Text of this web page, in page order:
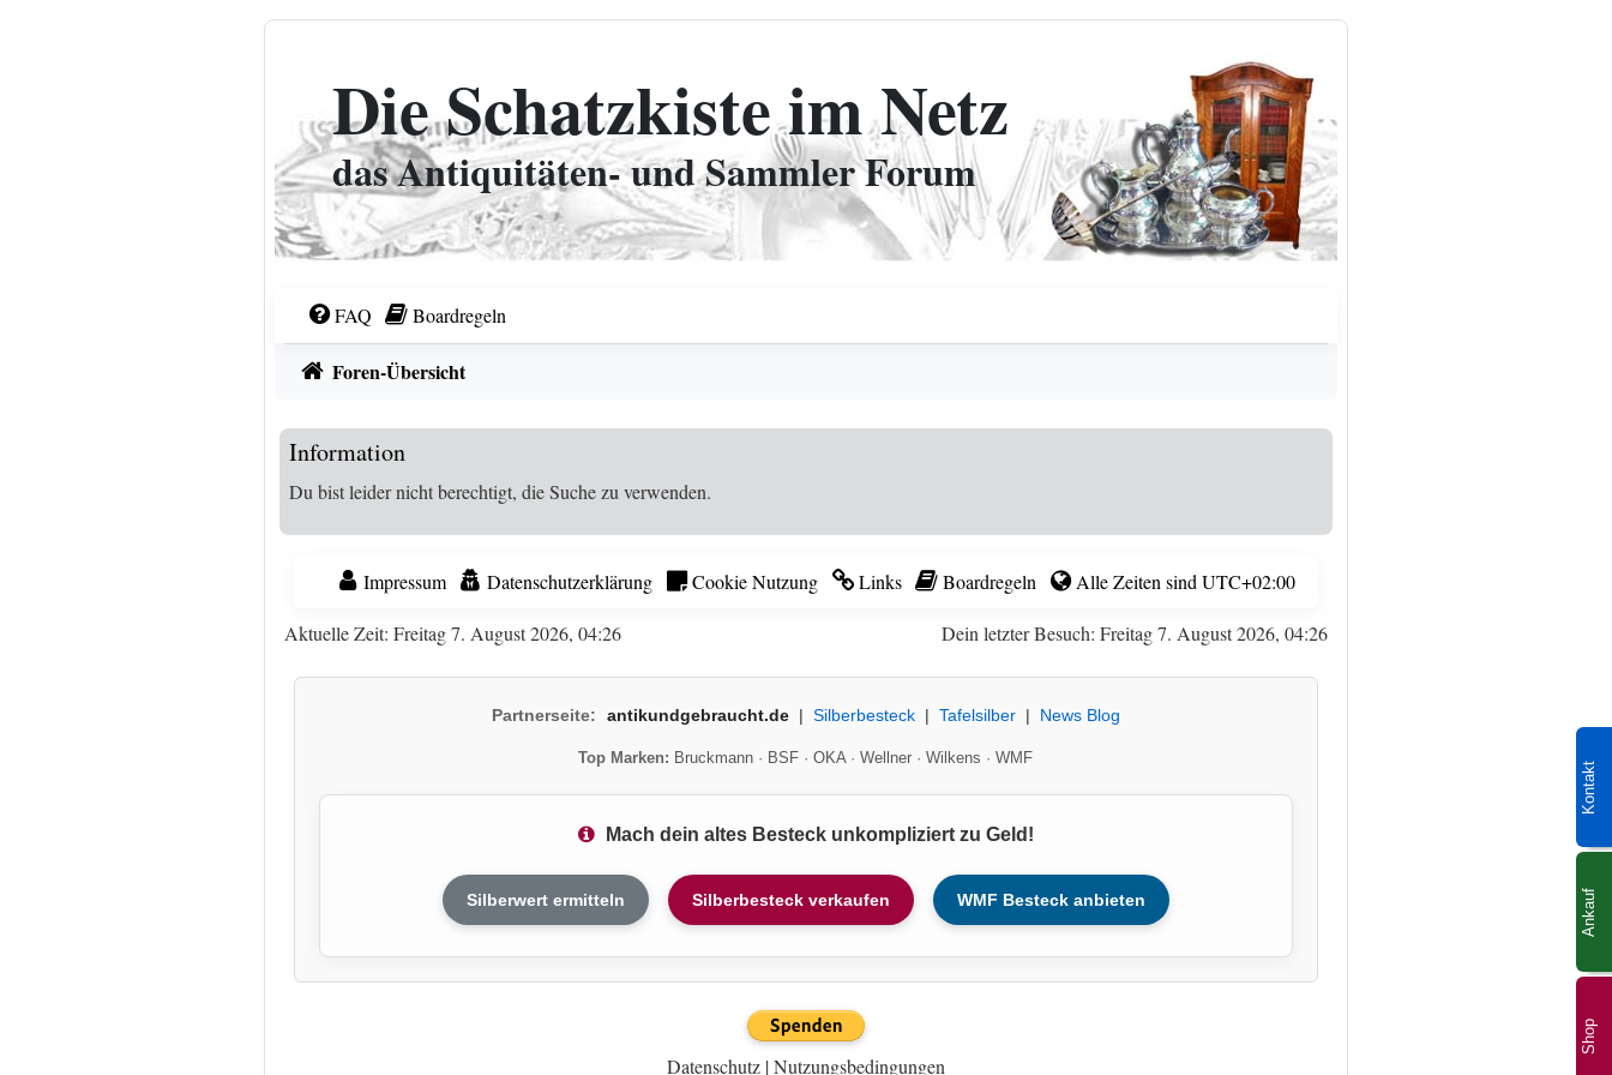
Shop
Kontakt
Ankauf
Die Schatzkiste im Netz
das Antiquitäten- und Sammler Forum
FAQ Boardregeln
Foren-Übersicht
Information
Du bist leider nicht berechtigt, die Suche zu verwenden.
Impressum Datenschutzerklärung Cookie Nutzung Links Boardregeln Alle Zeiten sindUTC+02:00
Dein letzter Besuch: Freitag 7. August 2026, 04:26
Aktuelle Zeit: Freitag 7. August 2026, 04:26
Partnerseite: antikundgebraucht.de| Silberbesteck| Tafelsilber| News Blog
Top Marken: Bruckmann · BSF ·OKA·Wellner ·Wilkens ·WMF
Mach dein altes Besteck unkompliziert zu Geld!
Silberwert ermitteln Silberbesteck verkaufen WMF Besteck anbieten
Datenschutz |Nutzungsbedingungen